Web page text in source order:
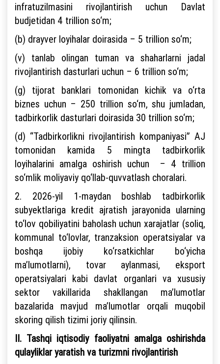
infratuzilmasini rivojlantirish uchun Davlat
budjetidan 4 trillion so‘m;
(b) drayver loyihalar doirasida – 5 trillion so‘m;
(v) tanlab olingan tuman va shaharlarni jadal
rivojlantirish dasturlari uchun – 6 trillion so‘m;
(g) tijorat banklari tomonidan kichik va o‘rta
biznes uchun – 250 trillion so‘m, shu jumladan,
tadbirkorlik dasturlari doirasida 30 trillion so‘m;
(d) “Tadbirkorlikni rivojlantirish kompaniyasi” AJ
tomonidan kamida 5 mingta tadbirkorlik
loyihalarini amalga oshirish uchun – 4 trillion
so‘mlik moliyaviy qo‘llab-quvvatlash choralari.
2. 2026-yil 1-maydan boshlab tadbirkorlik
subyektlariga kredit ajratish jarayonida ularning
to‘lov qobiliyatini baholash uchun xarajatlar (soliq,
kommunal to‘lovlar, tranzaksion operatsiyalar va
boshqa ijobiy ko‘rsatkichlar bo‘yicha
ma’lumotlarni), tovar aylanmasi, eksport
operatsiyalari kabi davlat organlari va xususiy
sektor vakillarida shakllangan ma’lumotlar
bazalarida mavjud ma’lumotlar orqali muqobil
skoring qilish tizimi joriy qilinsin.
II. Tashqi iqtisodiy faoliyatni amalga oshirishda
qulayliklar yaratish va turizmni rivojlantirish